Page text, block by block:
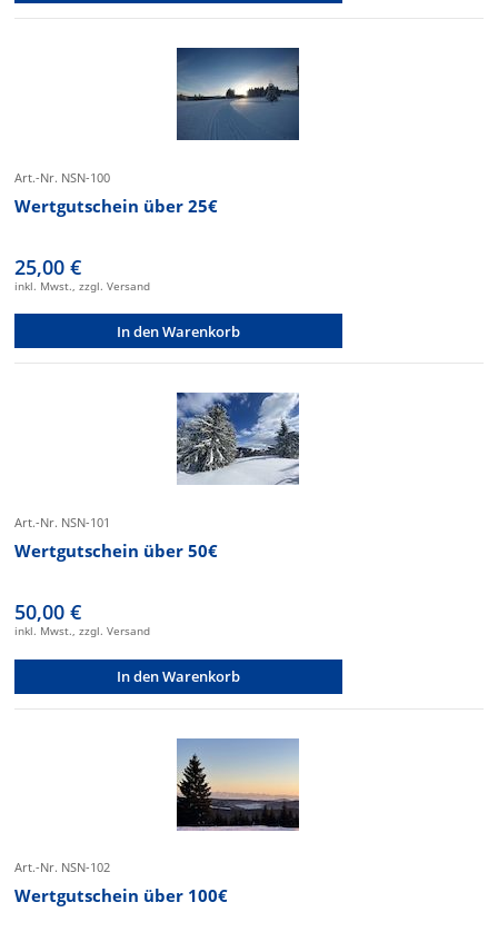
Art.-Nr. NSN-100
Wertgutschein über 25€
25,00 €
inkl. Mwst., zzgl. Versand
In den Warenkorb
Art.-Nr. NSN-101
Wertgutschein über 50€
50,00 €
inkl. Mwst., zzgl. Versand
In den Warenkorb
Art.-Nr. NSN-102
Wertgutschein über 100€